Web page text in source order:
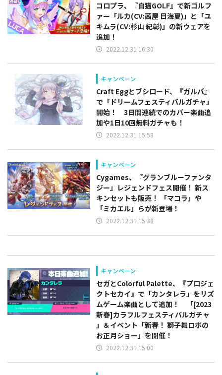
コロプラ、『白猫GOLF』で新ゴルフ
ァー「ルカ(CV:茜屋 日海夏)」と「ユ
キムラ(CV:杉山 紀彰)」の新ウェアを
追加！
2022.12.31 16:30
キャンペーン
Craft Eggとブシロード、『ガルパ』
で「ドリームフェスティバルガチャ」
開始！ 3日間連続でのカバー楽曲追
加や1日10回無料ガチャも！
2022.12.31 15:58
キャンペーン
Cygames、『グランブルーファンタ
ジー』レジェンドフェス開催！ 新ス
キンセットも販売！ 「マコラ」や
「ミカエル」らが新登場！
2022.12.31 15:38
キャンペーン
セガとColorful Palette、『プロジェ
クトセカイ』で「カンタレラ」をリズ
ムゲーム楽曲として追加！ 「[2023
新春]カラフルフェスティバルガチャ
」＆イベント「新春！ 獅子舞ロボの
お正月ショー」を開催！
2022.12.31 15:00